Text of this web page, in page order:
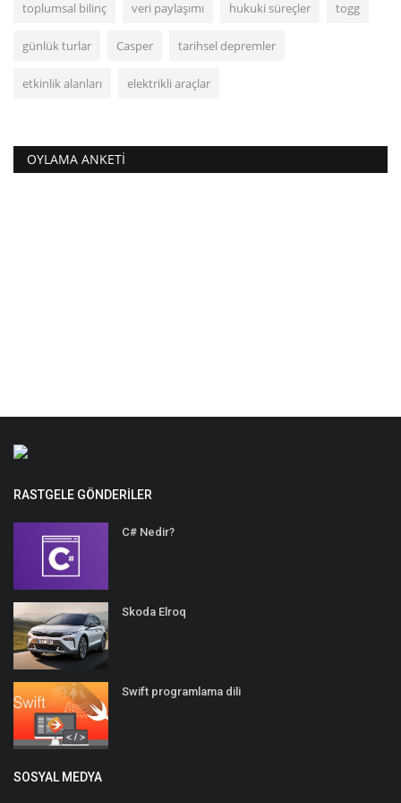
toplumsal bilinç veri paylaşımı hukuki süreçler togg
günlük turlar Casper tarihsel depremler
etkinlik alanları elektrikli araçlar
OYLAMA ANKETI
RASTGELE GÖNDERILER
C# Nedir?
Skoda Elroq
Swift programlama dili
SOSYAL MEDYA